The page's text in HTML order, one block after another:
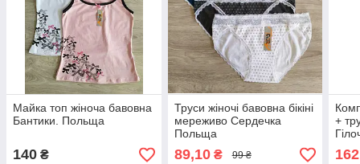
Майка топ жіноча бавовна
Бантики. Польща
140 ₴
Труси жіночі бавовна бікіні
мереживо Сердечка
Польща
89,10₴ 99 ₴
+
162